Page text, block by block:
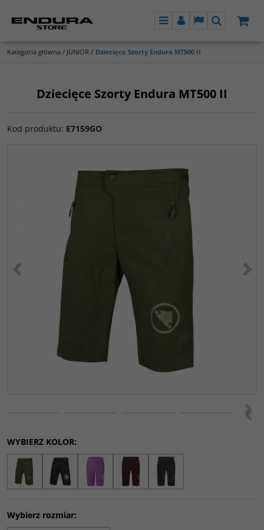
MenuPanel LangSzukaj
Kategoria główna / JUNIOR / Dziecięce Szorty Endura MT500 II
Dziecięce Szorty Endura MT500 II
Kod produktu: E7159GO
<
<
WYBIERZ KOLOR:
Wybierz rozmiar: